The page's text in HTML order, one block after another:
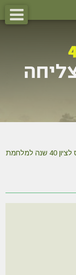
כנס לציון 40 שנה למלחמת